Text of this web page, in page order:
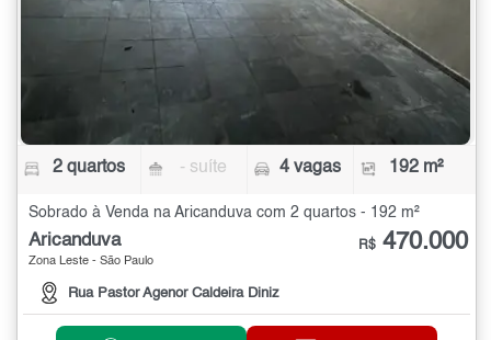
2 quartos - suíte 4 vagas 192 m²
Sobrado à Venda na Aricanduva com 2 quartos - 192 m²
Aricanduva
Zona Leste - São Paulo
Rua Pastor Agenor Caldeira Diniz
R$ 470.000